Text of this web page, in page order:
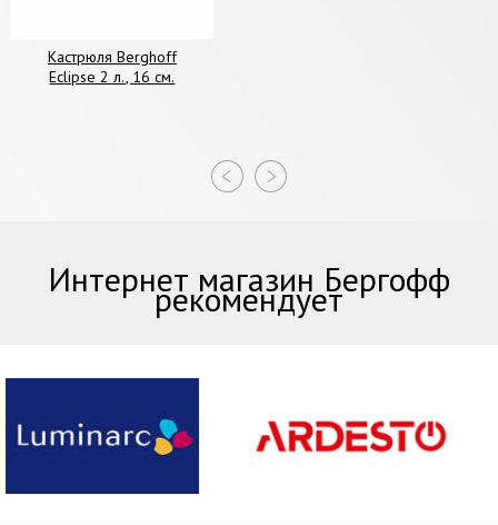
Кастрюля Berghoff
Eclipse 2 л., 16 см.
Интернет магазин Бергофф
рекомендует